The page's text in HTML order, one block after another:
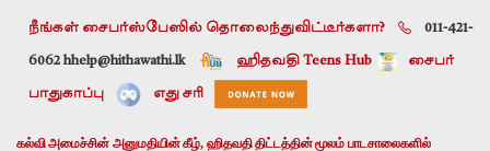
நீங்கள் சைபர்ஸ்பேஸில் தொலைந்துவிட்டீர்களா? 011-421-
6062 hhelp@hithawathi.lk ஹிதவதி Teens Hub சைபர்
பாதுகாப்பு எது சரி
கல்வி அமைச்சின் அனுமதியின் கீழ், ஹிதவதி திட்டத்தின் மூலம் பாடசாலைகளில்